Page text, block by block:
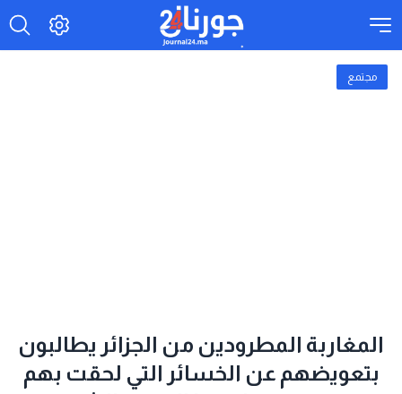
مجتمع
المغاربة المطرودين من الجزائر يطالبون
بتعويضهم عن الخسائر التي لحقت بهم